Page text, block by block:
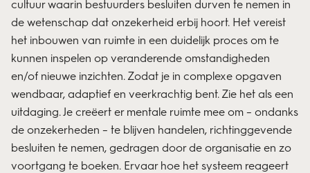
cultuur waarin bestuurders besluiten durven te nemen in
de wetenschap dat onzekerheid erbij hoort. Het vereist
het inbouwen van ruimte in een duidelijk proces om te
kunnen inspelen op veranderende omstandigheden
en/of nieuwe inzichten. Zodat je in complexe opgaven
wendbaar, adaptief en veerkrachtig bent. Zie het als een
uitdaging. Je creëert er mentale ruimte mee om – ondanks
de onzekerheden – te blijven handelen, richtinggevende
besluiten te nemen, gedragen door de organisatie en zo
voortgang te boeken. Ervaar hoe het systeem reageert